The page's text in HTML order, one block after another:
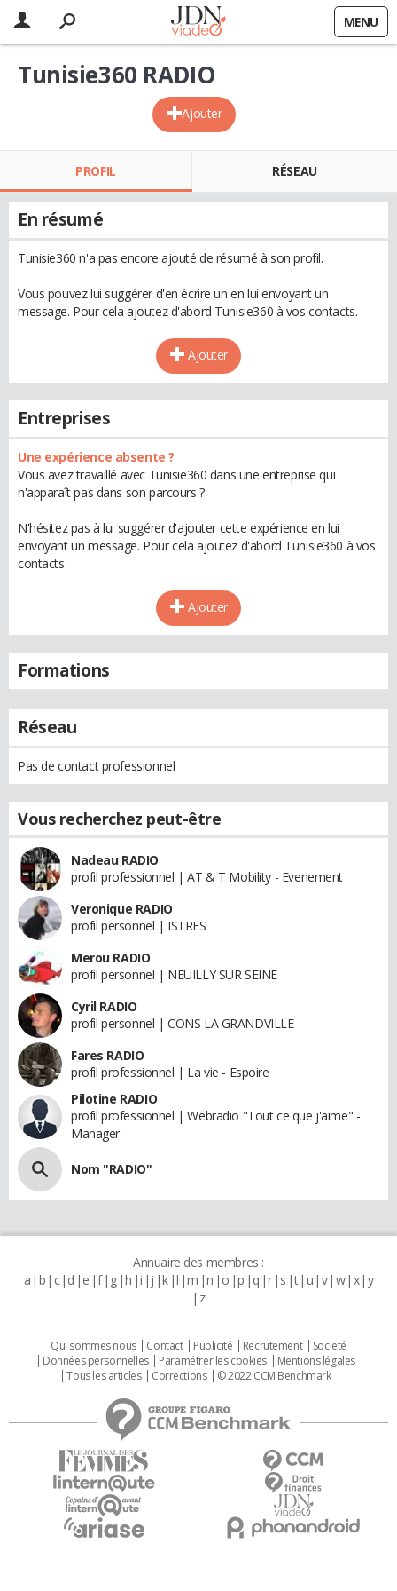
MENU
Ajouter
Tunisie360 RADIO
PROFIL RÉSEAU
En résumé
Tunisie360 n'a pas encore ajouté de résumé à son profil.
Vous pouvez lui suggérer d'en écrire un en lui envoyant un
message. Pour cela ajoutez d'abord Tunisie360 à vos contacts.
Ajouter
Entreprises
Une expérience absente ?
Vous avez travaillé avec Tunisie360 dans une entreprise qui
n'apparaît pas dans son parcours ?
N'hésitez pas à lui suggérer d'ajouter cette expérience en lui
envoyant un message. Pour cela ajoutez d'abord Tunisie360 à vos
contacts.
Ajouter
Formations
Réseau
Pas de contact professionnel
Vous recherchez peut-être
Nadeau RADIO
profil professionnel | AT & T Mobility - Evenement
Veronique RADIO
profil personnel | ISTRES
Merou RADIO
profil personnel | NEUILLY SUR SEINE
Cyril RADIO
profil personnel | CONS LA GRANDVILLE
Fares RADIO
profil professionnel | La vie - Espoire
Pilotine RADIO
profil professionnel | Webradio "Tout ce que j'aime" -
Manager
Nom "RADIO"
Annuaire des membres :
a b c d e f g h i j k l m n o p q r s t u v w x y
z
Qui sommes nous Contact Publicité Recrutement
Societé
Données personnelles
Paramétrer les cookies
Mentions légales
Tous les articles
Corrections © 2022 CCM Benchmark